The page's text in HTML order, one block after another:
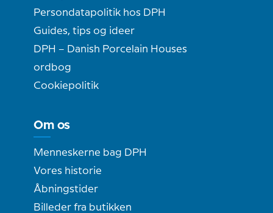
Persondatapolitik hos DPH
Guides, tips og ideer
DPH – Danish Porcelain Houses
ordbog
Cookiepolitik
Om os
Menneskerne bag DPH
Vores historie
Åbningstider
Billeder fra butikken